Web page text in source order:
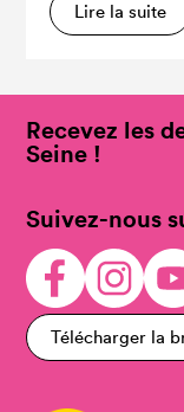
Lire la suite
Recevez les
Seine !
Suivez-nous
Télécharger la